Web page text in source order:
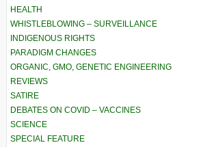
HEALTH
WHISTLEBLOWING – SURVEILLANCE
INDIGENOUS RIGHTS
PARADIGM CHANGES
ORGANIC, GMO, GENETIC ENGINEERING
REVIEWS
SATIRE
DEBATES ON COVID – VACCINES
SCIENCE
SPECIAL FEATURE